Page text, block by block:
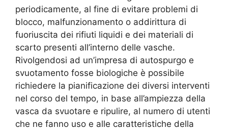
periodicamente, al fine di evitare problemi di
blocco, malfunzionamento o addirittura di
fuoriuscita dei rifiuti liquidi e dei materiali di
scarto presenti all’interno delle vasche.
Rivolgendosi ad un’impresa di autospurgo e
svuotamento fosse biologiche è possibile
richiedere la pianificazione dei diversi interventi
nel corso del tempo, in base all’ampiezza della
vasca da svuotare e ripulire, al numero di utenti
che ne fanno uso e alle caratteristiche della